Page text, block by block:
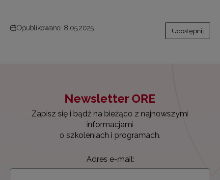
Opublikowano: 8.05.2025 Udostępnij
Newsletter ORE
Zapisz się i bądź na bieżąco z najnowszymi
informacjami
o szkoleniach i programach.
Adres e-mail: